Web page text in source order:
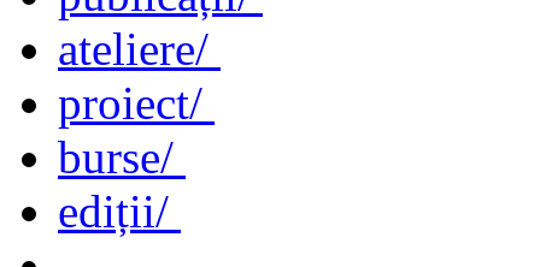
ateliere/
proiect/
burse/
ediții/